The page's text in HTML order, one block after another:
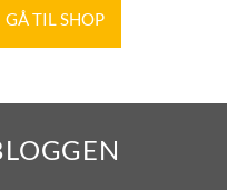
GÅ TIL SHOP